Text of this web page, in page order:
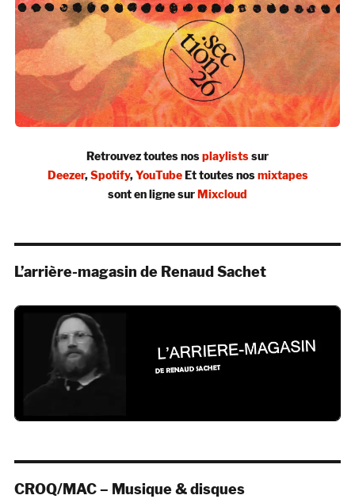
Retrouvez toutes nosplaylistssur
Deezer,Spotify,YouTubeEt toutes nosmixtapes
sont en ligne surMixcloud
L’arrière-magasin de Renaud Sachet
CROQ/MAC – Musique & disques